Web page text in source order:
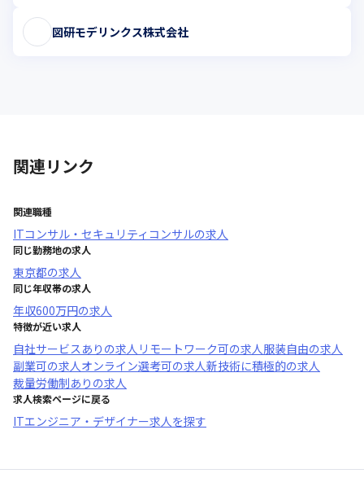
図研モデリンクス株式会社
関連リンク
関連職種
ITコンサル・セキュリティコンサルの求人
同じ勤務地の求人
東京都の求人
同じ年収帯の求人
年収600万円の求人
特徴が近い求人
自社サービスあり の求人 リモートワーク可の求人服装自由の求人
副業可の求人オンライン選考可の求人新技術に積極的の求人
裁量労働制あり の求人
求人検索ページに戻る
ITエンジニア・デザイナー求人を探す